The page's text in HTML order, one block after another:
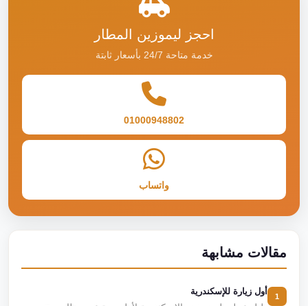
احجز ليموزين المطار
خدمة متاحة 24/7 بأسعار ثابتة
01000948802
واتساب
مقالات مشابهة
أول زيارة للإسكندرية